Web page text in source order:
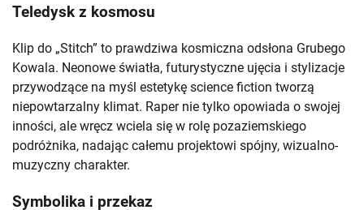
Teledysk z kosmosu
Klip do „Stitch” to prawdziwa kosmiczna odsłona Grubego
Kowala. Neonowe światła, futurystyczne ujęcia i stylizacje
przywodzące na myśl estetykę science fiction tworzą
niepowtarzalny klimat. Raper nie tylko opowiada o swojej
inności, ale wręcz wciela się w rolę pozaziemskiego
podróżnika, nadając całemu projektowi spójny, wizualno-
muzyczny charakter.
Symbolika i przekaz